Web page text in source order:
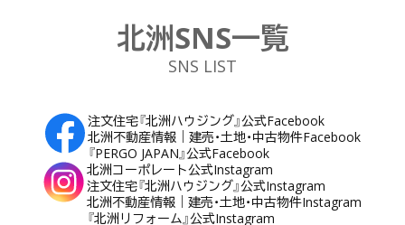
北洲SNS一覧
SNS LIST
注文住宅『北洲ハウジング』公式Facebook
北洲不動産情報｜建売・土地・中古物件Facebook
『PERGO JAPAN』公式Facebook
北洲コーポレート公式Instagram
注文住宅『北洲ハウジング』公式Instagram
北洲不動産情報｜建売・土地・中古物件Instagram
『北洲リフォーム』公式Instagram